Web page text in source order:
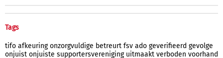
Tags
tifo afkeuring onzorgvuldige betreurt fsv ado geverifieerd gevolge
onjuist onjuiste supportersvereniging uitmaakt verboden voorhand